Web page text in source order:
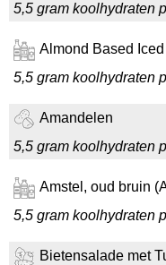
5,5 gram koolhydraten
Almond Based
5,5 gram koolhydraten
Amandelen
5,5 gram koolhydraten
Amstel, oud bruin
5,5 gram koolhydraten
Bietensalade met